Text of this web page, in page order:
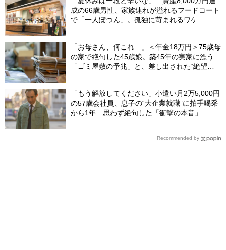
成の66歳男性、家族連れが溢れるフードコート
で「一人ぽつん」。孤独に苛まれるワケ
「お母さん、何これ…」＜年金18万円＞75歳母
の家で絶句した45歳娘。築45年の実家に漂う
「ゴミ屋敷の予兆」と、差し出された“絶望の
「もう解放してください」小遣い月2万5,000円
の57歳会社員、息子の“大企業就職”に拍手喝采
から1年…思わず絶句した「衝撃の本音」
Recommended by